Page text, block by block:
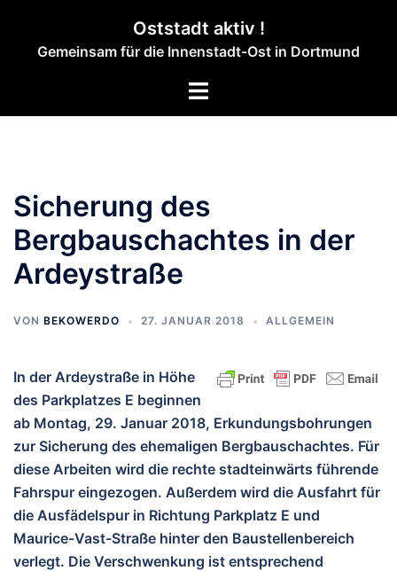
springen
Oststadt aktiv !
Gemeinsam für die Innenstadt-Ost in Dortmund
Menü
Sicherung des
Bergbauschachtes in der
Ardeystraße
VON BEKOWERDO 27. JANUAR 2018 ALLGEMEIN
In der Ardeystraße in Höhe
des Parkplatzes E beginnen
ab Montag, 29. Januar 2018, Erkundungsbohrungen
zur Sicherung des ehemaligen Bergbauschachtes. Für
diese Arbeiten wird die rechte stadteinwärts führende
Fahrspur eingezogen. Außerdem wird die Ausfahrt für
die Ausfädelspur in Richtung Parkplatz E und
Maurice-Vast-Straße hinter den Baustellenbereich
verlegt. Die Verschwenkung ist entsprechend